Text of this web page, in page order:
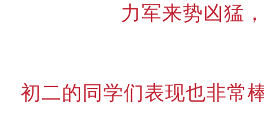
力军来势凶猛
初二的同学们表现也非常